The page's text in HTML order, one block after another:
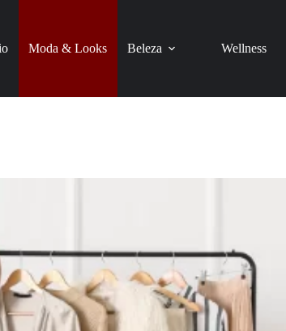
Moda & Looks Beleza Wellness